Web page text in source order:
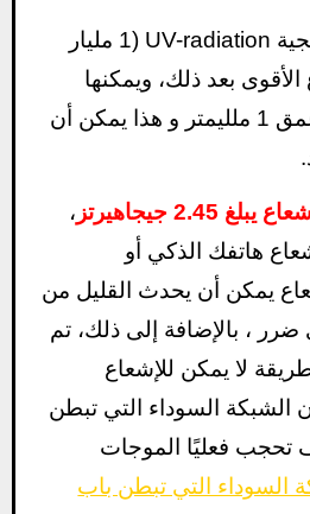
والأشعة فوق البنفسجية UV-radiation (1 مليار
بعد ذلك، ويمكنها
اختراق جلدك على عمق 1 ملليمتر و هذا يمكن أن
جيجاهيرتز
،
هاتفك الذكي أو
يمكن أن يحدث القليل من
، بالإضافة إلى ذلك، تم
لا يمكن للإشعاع
الشبكة السوداء التي تبطن
تحجب فعليًا الموجات
السوداء التي تبطن باب